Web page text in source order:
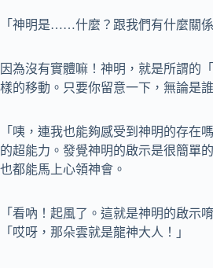
「神明是……什麼？跟我們有什麼關係
因為沒有實體嘛！神明，就是所謂的
樣的移動。只要你留意一下，無論是
「咦，連我也能夠感受到神明的存在
的超能力。發覺神明的啟示是很簡單
也都能馬上心領神會。
「看吶！起風了。這就是神明的啟示唷
「哎呀，那朵雲就是龍神大人！」